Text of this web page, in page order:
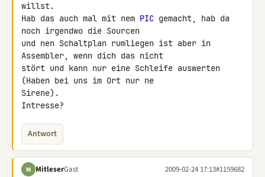
willst.
Hab das auch mal mit nem PIC gemacht, hab da
noch irgendwo die Sourcen
und nen Schaltplan rumliegen ist aber in
Assembler, wenn dich das nicht
stört und kann nur eine Schleife auswerten
(Haben bei uns im Ort nur ne
Sirene).
Intresse?
Antwort
M MitleserGast 2009-02-24 17:13#1159682